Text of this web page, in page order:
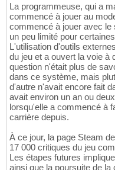
La programmeuse, qui a
commencé à jouer au
commencé à jouer avec
un peu limité pour
L'utilisation d'outils
du jeu et a ouvert la voie à
question n'était plus de
dans ce système, mais
d'autre n'avait encore fait
avait environ un an ou
lorsqu'elle a commencé à
carrière depuis.
À ce jour, la page Steam
17 000 critiques du jeu
Les étapes futures
ainsi que la poursuite de